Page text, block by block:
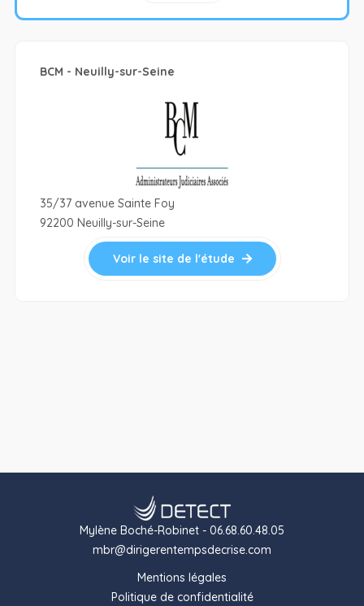
BCM - Neuilly-sur-Seine
35/37 avenue Sainte Foy
92200 Neuilly-sur-Seine
Voir le site de l'étude
Mylène Boché-Robinet - 06.68.60.48.05
mbr@dirigerentempsdecrise.com
Mentions légales
Politique de confidentialité